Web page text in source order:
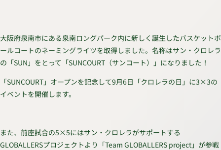
大阪府泉南市にある泉南ロングパーク内に新しく誕生したバスケットボ
ールコートのネーミングライツを取得しました。名称はサン・クロレラ
の「SUN」をとって「SUNCOURT（サンコート）」になりました！
「SUNCOURT」オープンを記念して9月6日「クロレラの日」に3×3の
イベントを開催します。
また、前座試合の5×5にはサン・クロレラがサポートする
GLOBALLERSプロジェクトより「Team GLOBALLERS project」が参戦